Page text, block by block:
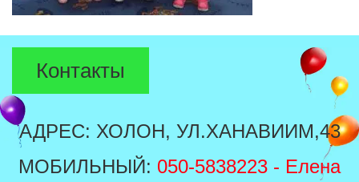
Контакты
АДРЕС: ХОЛОН, УЛ.ХАНАВИИМ,43
МОБИЛЬНЫЙ: 050-5838223 - Елена